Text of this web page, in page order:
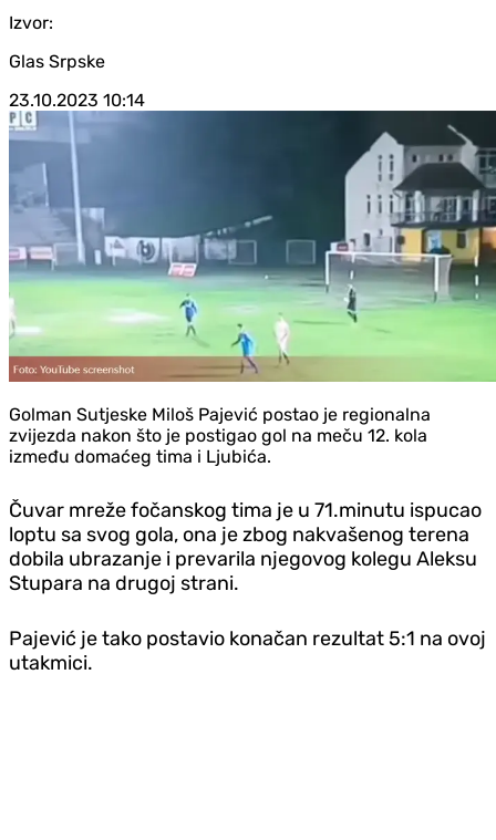
Izvor:
Glas Srpske
23.10.2023 10:14
Golman Sutjeske Miloš Pajević postao je regionalna
zvijezda nakon što je postigao gol na meču 12. kola
između domaćeg tima i Ljubića.
Čuvar mreže fočanskog tima je u 71.minutu ispucao
loptu sa svog gola, ona je zbog nakvašenog terena
dobila ubrazanje i prevarila njegovog kolegu Aleksu
Stupara na drugoj strani.
Pajević je tako postavio konačan rezultat 5:1 na ovoj
utakmici.